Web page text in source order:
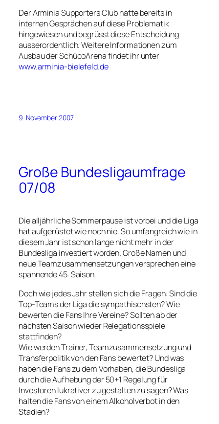
Der Arminia Supporters Club hatte bereits in
internen Gesprächen auf diese Problematik
hingewiesen und begrüsst diese Entscheidung
ausserordentlich. Weitere Informationen zum
Ausbau der SchücoArena findet ihr unter
www.arminia-bielefeld.de
9. November 2007
Große Bundesligaumfrage
07/08
Die alljährliche Sommerpause ist vorbei und die Liga
hat aufgerüstet wie noch nie. So umfangreich wie in
diesem Jahr ist schon lange nicht mehr in der
Bundesliga investiert worden. Große Namen und
neue Teamzusammensetzungen versprechen eine
spannende 45. Saison.
Doch wie jedes Jahr stellen sich die Fragen: Sind die
Top-Teams der Liga die sympathischsten? Wie
bewerten die Fans Ihre Vereine? Sollten ab der
nächsten Saison wieder Relegationsspiele
stattfinden?
Wie werden Trainer, Teamzusammensetzung und
Transferpolitik von den Fans bewertet? Und was
haben die Fans zu dem Vorhaben, die Bundesliga
durch die Aufhebung der 50+1 Regelung für
Investoren lukrativer zu gestalten zu sagen? Was
halten die Fans von einem Alkoholverbot in den
Stadien?